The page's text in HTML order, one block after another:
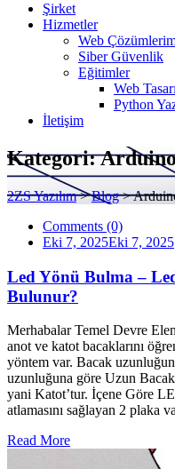
Şirket
Hizmetler
Web
Siber Güvenlik
Eğitimler
Web
Python
İletişim
Kategori:
2ZS Yazılım>Blog>
Comments (0)
Eki 7, 2025Eki 7, 2025
Led Yönü Bulma –
Bulunur?
Merhabalar Temel Devre
anot ve katot bacaklarını
yöntem var. Bacak
uzunluğuna göre Uzun
yani Katot’tur. İçene Göre
atlamasını sağlayan 2 plaka
Read More